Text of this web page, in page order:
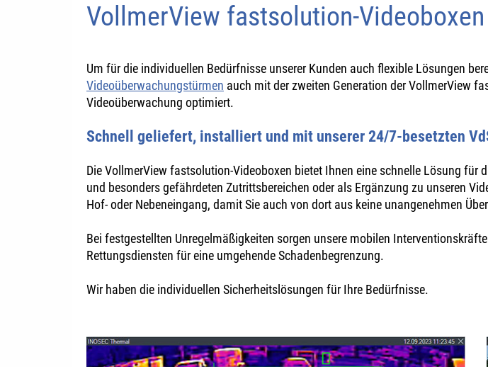
VollmerView fastsolution-Videoboxen
Um für die individuellen Bedürfnisse unserer Kunden auch flexible Lösungen
Videoüberwachungstürmen auch mit der zweiten Generation der VollmerView
Videoüberwachung optimiert.
Schnell geliefert, installiert und mit unserer 24/7-besetzten
Die VollmerView fastsolution-Videoboxen bietet Ihnen eine schnelle Lösung
und besonders gefährdeten Zutrittsbereichen oder als Ergänzung zu unseren
Hof- oder Nebeneingang, damit Sie auch von dort aus keine unangenehmen
Bei festgestellten Unregelmäßigkeiten sorgen unsere mobilen
Rettungsdiensten für eine umgehende Schadenbegrenzung.
Wir haben die individuellen Sicherheitslösungen für Ihre Bedürfnisse.